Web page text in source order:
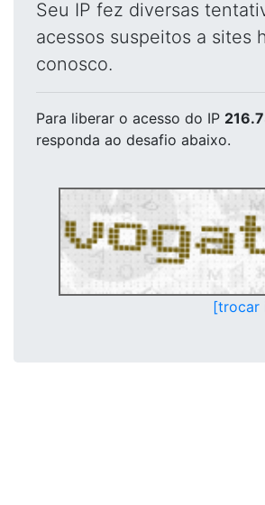
Seu IP fez diversas
acessos suspeitos a sites
conosco.
Para liberar o acesso do IP
responda ao desafio abaixo.
[trocar